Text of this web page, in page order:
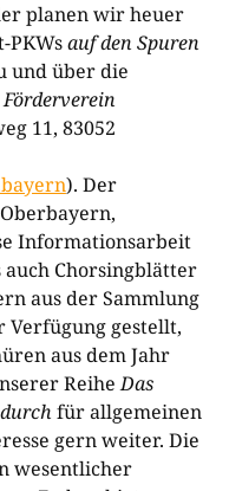
planen wir heuer
PKWsauf den Spuren
und über die
Förderverein
11, 83052
). Der
Informationsarbeit
Chorsingblätter
aus der Sammlung
Verfügung gestellt,
aus dem Jahr
ReiheDas
für allgemeinen
gern weiter. Die
wesentlicher